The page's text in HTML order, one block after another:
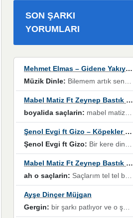
SON ŞARKI
YORUMLARI
Mehmet Elmas – Gidene Yakıyorum
Müzik Dinle: Bilemem artık senden bir şans daha / Düştüğün zaman ben olmayacağım yanında” dizeleri, artık geçmişin tekrarına izin verilmeyeceğini, kişisel sınırların çizildiğini gösteriyor.
Mabel Matiz Ft Zeynep Bastık – Saçların
boyalida saçlarin: mabel matiz'in maya albümünde yer alan güzellerden. parça da şarkı hani! müzikal altyapısına vurulduğum, sözlerinde kaybolduğum bir parça olmuş.
Şenol Evgi ft Gizo – Köpekler Tanımadıklarına havlar
Şenol Evgi ft Gizo: Bir kere dinlememe rağmen kulaklardan gitmiyor sen sen sen sen kurban ol sen sen sen sen hayran ol yükses ses müzik dinleme sebebisiniz canlar bomba gibi patladınız maşallah
Mabel Matiz Ft Zeynep Bastık – Saçların
ah o saçlarin: Saçlarım tel tel beyazlıyor beyazlagına degil yanımda sen yoksun ona üzülüyorum günler bir bir geçiyor geçen günlere değil sensiz geçen günlere darılıyorum,Dinledikce asla kavusamayacagim ama asla unutamicagim sevdiğim adam için yanar içim
Ayşe Dinçer Müjgan
Gergin: bir şarkı patlıyor ve o şarkıyı millet her paylaşımın altına koyuyor ve öyle bir durum hal alıyor ki şarkıyı dinlemeden şarkıdan bikıyorsun Ama bu enteresan bir şekilde dillere dolanıyor millet olarak seviyoruz dertlerle boğuşurken bir yandan da göbek atmayi))) diyeceklerim bu kadar güzel hoş bir sayfa emeğinize sağlık arkadaşlar kolay gelsin